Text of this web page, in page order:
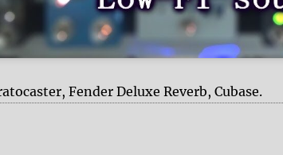
Fender Deluxe Reverb, Cubase.